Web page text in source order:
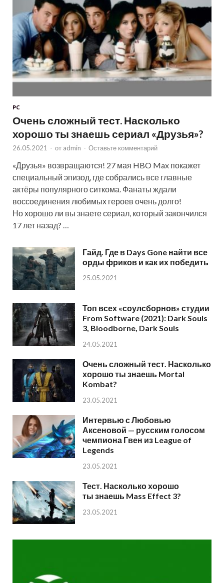
PC
Очень сложный тест. Насколько
хорошо ты знаешь сериал «Друзья»?
26.05.2021 - от admin - Оставьте комментарий
«Друзья» возвращаются! 27 мая HBO Max покажет
специальный эпизод, где собрались все главные
актёры популярного ситкома. Фанаты ждали
воссоединения любимых героев очень долго!
Но хорошо ли вы знаете сериал, который закончился
17 лет назад? …
Гайд. Где в Days Gone найти все
орды фриков и как их победить
25.05.2021
Топ всех «соулсборнов» студии
From Software (2021): Dark Souls
3, Bloodborne, Dark Souls
24.05.2021
Очень сложный тест. Насколько
хорошо ты знаешь Mortal
Kombat?
23.05.2021
Интервью с Любовью
Аксеновой — русским голосом
чемпиона Гвен из League of
Legends
23.05.2021
Тест. Насколько хорошо
ты знаешь Mass Effect 3?
23.05.2021